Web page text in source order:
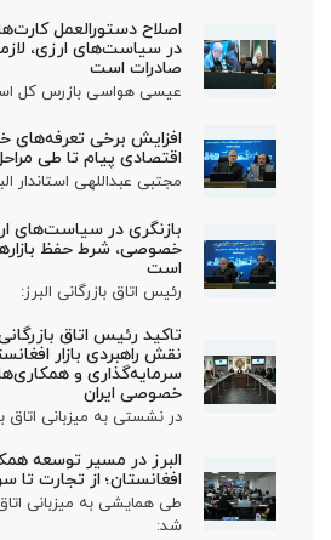
اصلاح دستورالعمل
در سیاست‌های ارزی،
صادرات است
عیسی هواسی بازرس کل
افزایش برخی تعرفه‌های
اقتصادی پیام تا طی
مجتبی عبداللهی استاندار
بازنگری در سیاست‌های
خصوصی، شرط حفظ
است
رئیس اتاق بازرگانی البرز:
تاکید رئیس اتاق
نقش راهبردی بازار
سرمایه‌گذاری و
خصوصی ایران
در نشستی به میزبانی اتاق
البرز در مسیر توسعه
افغانستان؛ از تجارت
طی همایشی به میزبانی اتاق
شد: